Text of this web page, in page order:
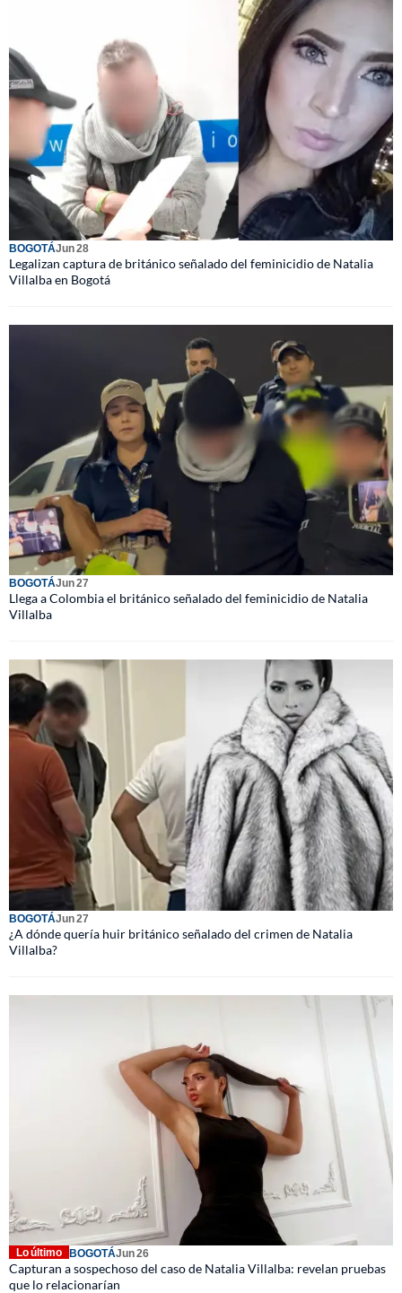
BOGOTÁJun 28
Legalizan captura de británico señalado del feminicidio de Natalia
Villalba en Bogotá
BOGOTÁJun 27
Llega a Colombia el británico señalado del feminicidio de Natalia
Villalba
BOGOTÁJun 27
¿A dónde quería huir británico señalado del crimen de Natalia
Villalba?
Lo último BOGOTÁJun 26
Capturan a sospechoso del caso de Natalia Villalba: revelan pruebas
que lo relacionarían